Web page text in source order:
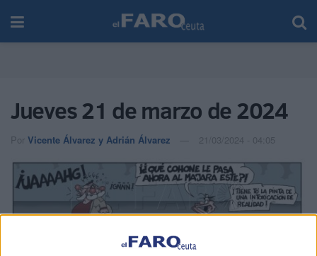
Jueves 21 de marzo de 2024
Por Vicente Álvarez y Adrián Álvarez 21/03/2024 - 04:05